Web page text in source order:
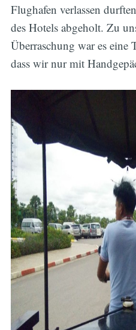
Flughafen verlassen
des Hotels abgeholt. Zu
Überraschung war es eine
dass wir nur mit